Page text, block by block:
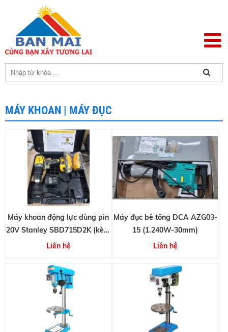
MÁY KHOAN | MÁY ĐỤC
Máy khoan động lực dùng pin
20V Stanley SBD715D2K (kèm
2 pin 2.0Ah và 1 sạc)
Liên hệ
Máy đục bê tông DCA AZG03-
15 (1.240W-30mm)
Liên hệ